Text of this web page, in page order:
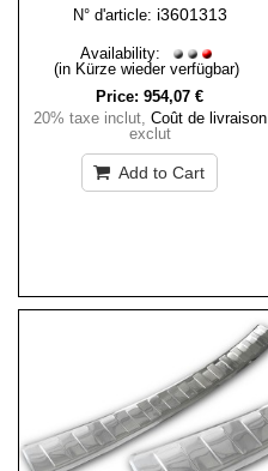
N° d'article: i3601313
Availability:
(in Kürze wieder verfügbar)
Price: 954,07 €
20% taxe inclut, Coût de livraison
exclut
Add to Cart